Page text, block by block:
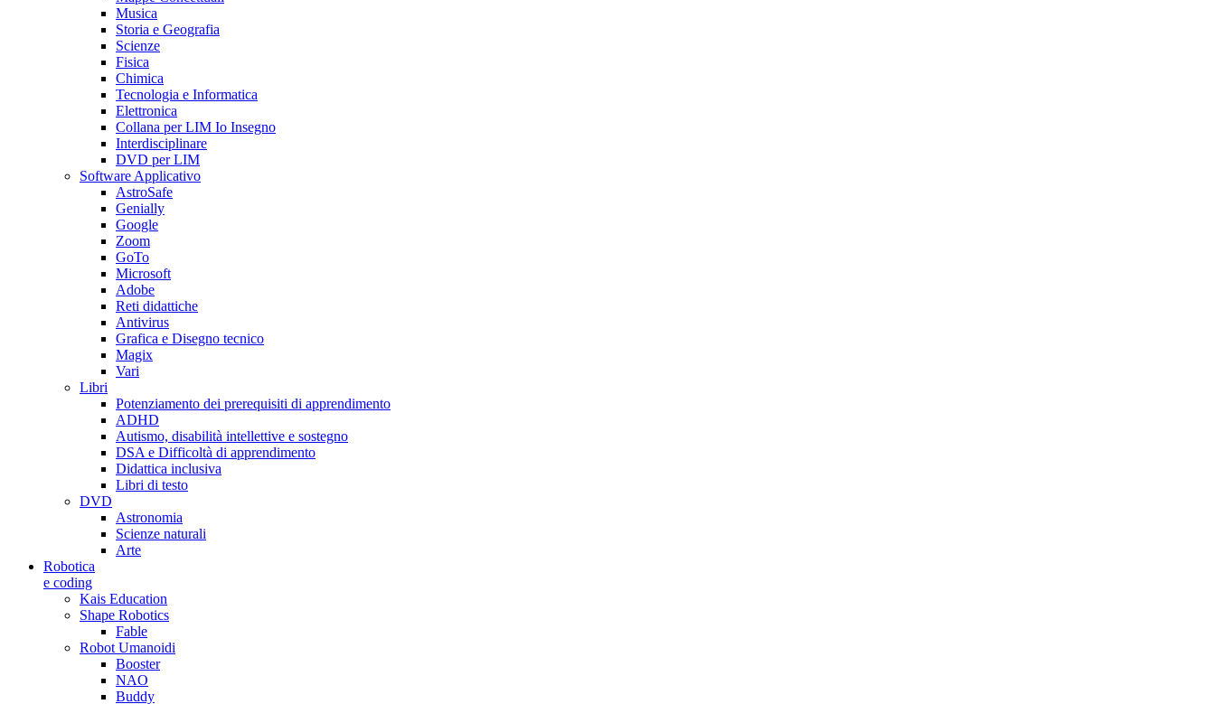
Musica
Storia e Geografia
Scienze
Fisica
Chimica
Tecnologia e Informatica
Elettronica
Collana per LIM Io Insegno
Interdisciplinare
DVD per LIM
Software Applicativo
AstroSafe
Genially
Google
Zoom
GoTo
Microsoft
Adobe
Reti didattiche
Antivirus
Grafica e Disegno tecnico
Magix
Vari
Libri
Potenziamento dei prerequisiti di apprendimento
ADHD
Autismo, disabilità intellettive e sostegno
DSA e Difficoltà di apprendimento
Didattica inclusiva
Libri di testo
DVD
Astronomia
Scienze naturali
Arte
Robotica
e coding
Kais Education
Shape Robotics
Fable
Robot Umanoidi
Booster
NAO
Buddy